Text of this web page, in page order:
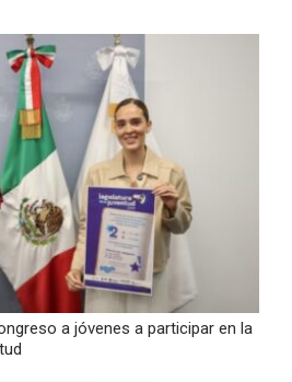
a jóvenes a participar en la